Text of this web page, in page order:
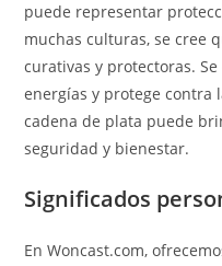
puede representar
muchas culturas, se cree
curativas y protectoras.
energías y protege contra
cadena de plata puede
seguridad y bienestar.
Significados
En Woncast.com,